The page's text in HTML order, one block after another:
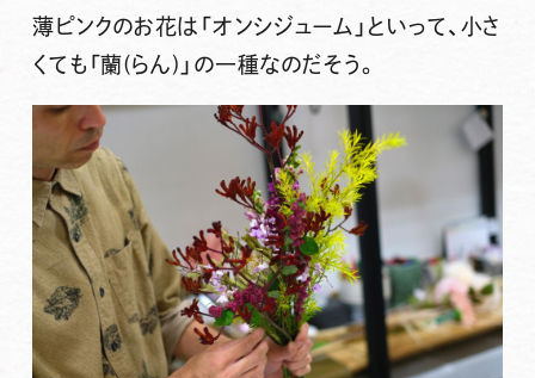
薄ピンクのお花は「オンシジューム」といって、小さ
くても「蘭(らん)」の一種なのだそう。